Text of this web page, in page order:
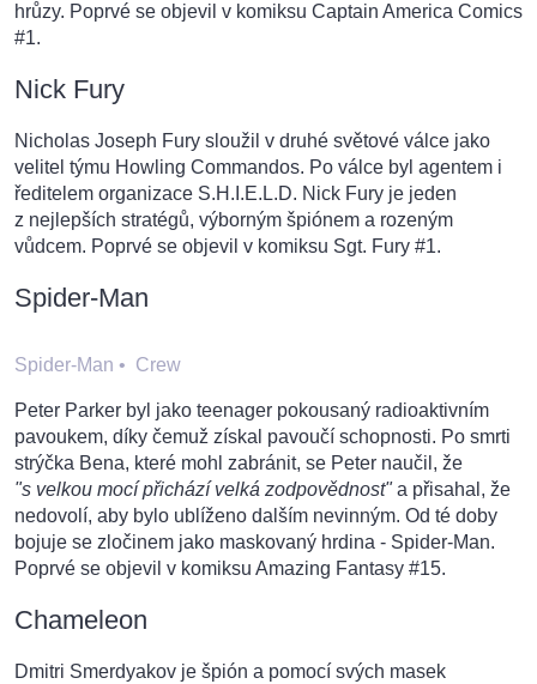
hrůzy. Poprvé se objevil v komiksu Captain America Comics
#1.
Nick Fury
Nicholas Joseph Fury sloužil v druhé světové válce jako
velitel týmu Howling Commandos. Po válce byl agentem i
ředitelem organizace S.H.I.E.L.D. Nick Fury je jeden
z nejlepších stratégů, výborným špiónem a rozeným
vůdcem. Poprvé se objevil v komiksu Sgt. Fury #1.
Spider-Man
Spider-Man • Crew
Peter Parker byl jako teenager pokousaný radioaktivním
pavoukem, díky čemuž získal pavoučí schopnosti. Po smrti
strýčka Bena, které mohl zabránit, se Peter naučil, že
"s velkou mocí přichází velká zodpovědnost" a přisahal, že
nedovolí, aby bylo ublíženo dalším nevinným. Od té doby
bojuje se zločinem jako maskovaný hrdina - Spider-Man.
Poprvé se objevil v komiksu Amazing Fantasy #15.
Chameleon
Dmitri Smerdyakov je špión a pomocí svých masek